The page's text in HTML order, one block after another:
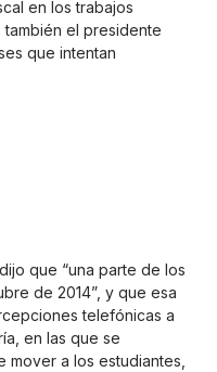
en los trabajos
el presidente
que intentan
que “una parte de los
de 2014”, y que esa
telefónicas a
en las que se
mover a los estudiantes,